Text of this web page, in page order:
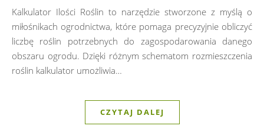
Kalkulator Ilości Roślin to narzędzie stworzone z myślą o
miłośnikach ogrodnictwa, które pomaga precyzyjnie obliczyć
liczbę roślin potrzebnych do zagospodarowania danego
obszaru ogrodu. Dzięki różnym schematom rozmieszczenia
roślin kalkulator umożliwia…
CZYTAJ DALEJ